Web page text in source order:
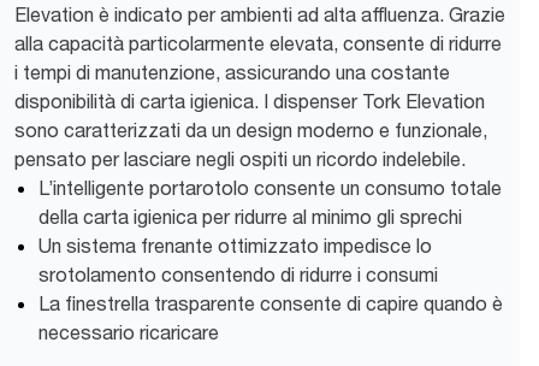
Elevation è indicato per ambienti ad alta affluenza. Grazie
alla capacità particolarmente elevata, consente di ridurre
i tempi di manutenzione, assicurando una costante
disponibilità di carta igienica. I dispenser Tork Elevation
sono caratterizzati da un design moderno e funzionale,
pensato per lasciare negli ospiti un ricordo indelebile.
L’intelligente portarotolo consente un consumo totale
della carta igienica per ridurre al minimo gli sprechi
Un sistema frenante ottimizzato impedisce lo
srotolamento consentendo di ridurre i consumi
La finestrella trasparente consente di capire quando è
necessario ricaricare